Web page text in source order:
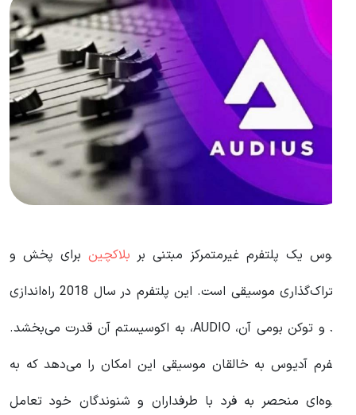
یک پلتفرم غیرمتمرکز مبتنی بربلاکچینبرای پخش و
اشتراک‌گذاری موسیقی است. این پلتفرم در سال 2018 راه‌اندازی
شد و توکن بومی آن، AUDIO، به اکوسیستم آن قدرت می‌بخشد.
آدیوس به خالقان موسیقی این امکان را می‌دهد که به
منحصر به فرد با طرفداران و شنوندگان خود تعامل